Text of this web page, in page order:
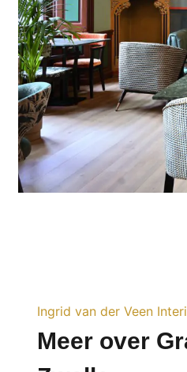
Ingrid van der Veen
Meer over